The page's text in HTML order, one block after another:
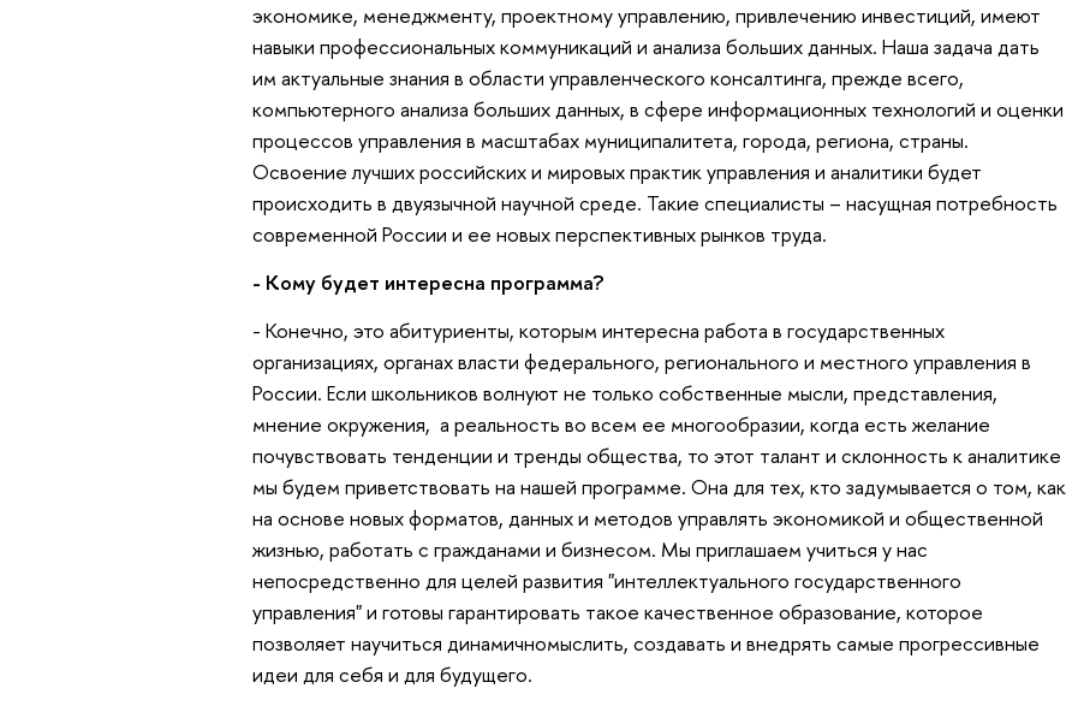
экономике, менеджменту, проектному управлению, привлечению инвестиций, имеют
навыки профессиональных коммуникаций и анализа больших данных. Наша задача дать
им актуальные знания в области управленческого консалтинга, прежде всего,
компьютерного анализа больших данных, в сфере информационных технологий и оценки
процессов управления в масштабах муниципалитета, города, региона, страны.
Освоение лучших российских и мировых практик управления и аналитики будет
происходить в двуязычной научной среде. Такие специалисты – насущная потребность
современной России и ее новых перспективных рынков труда.
- Кому будет интересна программа?
- Конечно, это абитуриенты, которым интересна работа в государственных
организациях, органах власти федерального, регионального и местного управления в
России. Если школьников волнуют не только собственные мысли, представления,
мнение окружения, а реальность во всем ее многообразии, когда есть желание
почувствовать тенденции и тренды общества, то этот талант и склонность к аналитике
мы будем приветствовать на нашей программе. Она для тех, кто задумывается о том, как
на основе новых форматов, данных и методов управлять экономикой и общественной
жизнью, работать с гражданами и бизнесом. Мы приглашаем учиться у нас
непосредственно для целей развития "интеллектуального государственного
управления" и готовы гарантировать такое качественное образование, которое
позволяет научиться динамичномыслить, создавать и внедрять самые прогрессивные
идеи для себя и для будущего.